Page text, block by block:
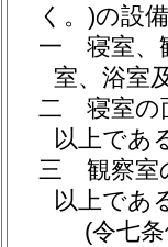
く。)の設
一
寝室、
室、浴室
二
寝室の
以上であ
三
観察室
以上であ
(令七